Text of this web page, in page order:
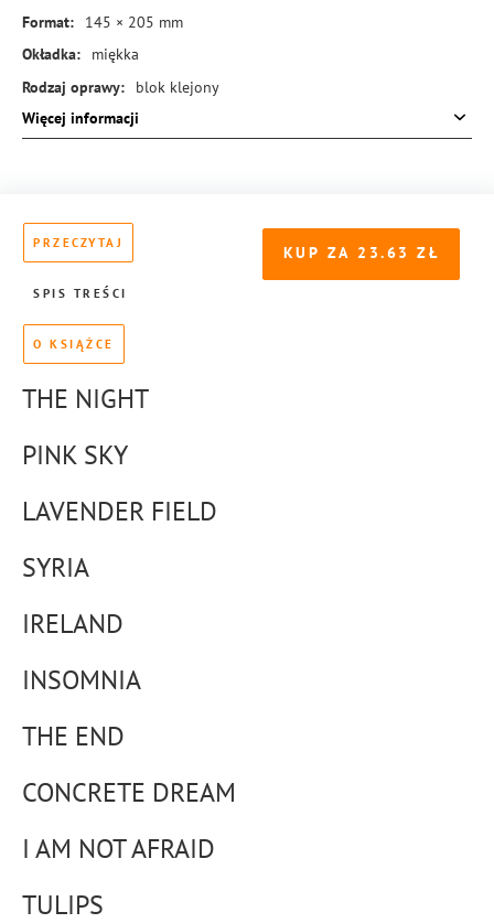
Format:
145 × 205 mm
Okładka:
miękka
Rodzaj oprawy:
blok klejony
ISBN:
978-83-8369-608-9
Więcej informacji
KUP ZA 23.63
PRZECZYTAJ
SPIS TREŚCI
O KSIĄŻCE
THE NIGHT
PINK SKY
LAVENDER FIELD
SYRIA
IRELAND
INSOMNIA
THE END
CONCRETE DREAM
I AM NOT AFRAID
TULIPS